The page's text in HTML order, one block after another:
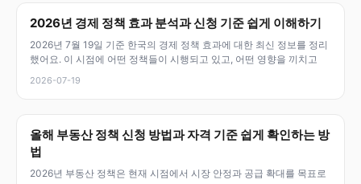
2026년 경제 정책 효과 분석과 신청 기준 쉽게 이해하기
2026년 7월 19일 기준 한국의 경제 정책 효과에 대한 최신 정보를 정리
했어요. 이 시점에 어떤 정책들이 시행되고 있고, 어떤 영향을 끼치고
2026-07-19
올해 부동산 정책 신청 방법과 자격 기준 쉽게 확인하는 방
법
2026년 부동산 정책은 현재 시점에서 시장 안정과 공급 확대를 목표로